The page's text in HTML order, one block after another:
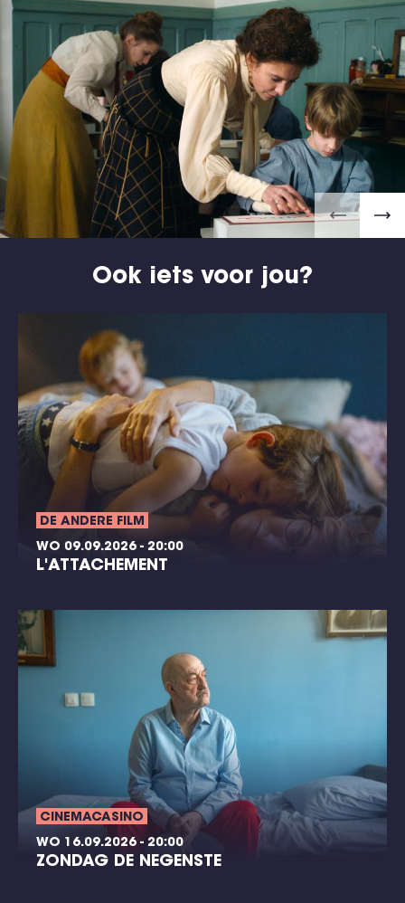
Ook iets voor jou?
DE ANDERE FILM
WO 09.09.2026 - 20:00
L'ATTACHEMENT
CINEMACASINO
WO 16.09.2026 - 20:00
ZONDAG DE NEGENSTE